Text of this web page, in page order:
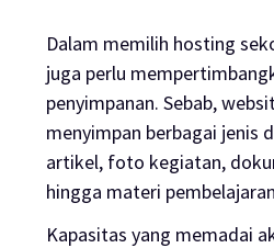
Dalam memilih hosting
juga perlu
penyimpanan. Sebab,
menyimpan berbagai jenis
artikel, foto kegiatan,
hingga materi
Kapasitas yang memadai